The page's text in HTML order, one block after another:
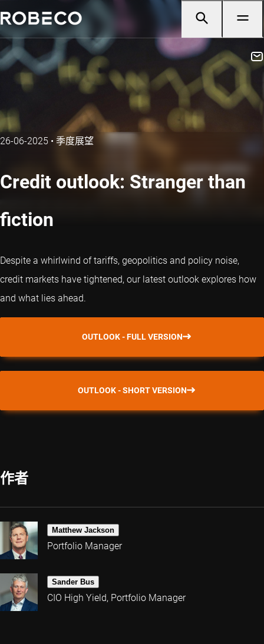
26-06-2025 • 季度展望
Credit outlook: Stranger than
fiction
Despite a whirlwind of tariffs, geopolitics and policy noise,
credit markets have tightened, our latest outlook explores how
and what lies ahead.
OUTLOOK - FULL VERSION
OUTLOOK - SHORT VERSION
作者
Matthew Jackson
Portfolio Manager
Sander Bus
CIO High Yield, Portfolio Manager